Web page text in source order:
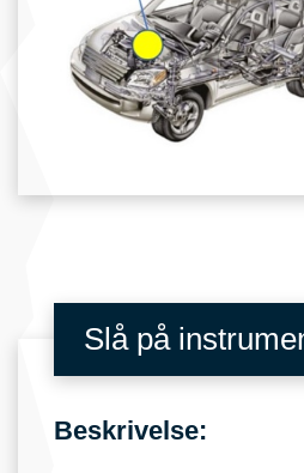
Slå på
Beskrivelse: